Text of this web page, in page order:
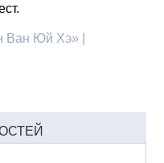
Ван Юй Хэ» |